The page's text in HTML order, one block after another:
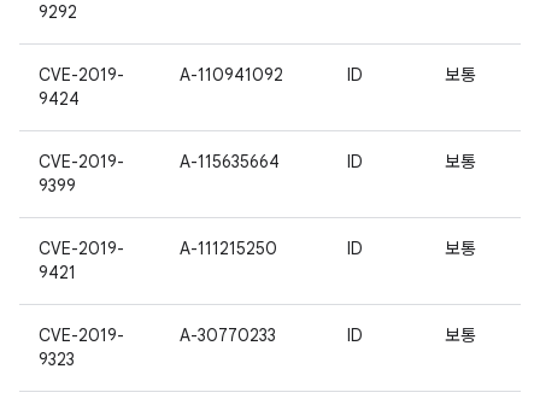
9292
CVE-2019-
9424
A-110941092 ID 보통
CVE-2019-
9399
A-115635664 ID 보통
CVE-2019-
9421
A-111215250 ID 보통
CVE-2019-
9323
A-30770233 ID 보통